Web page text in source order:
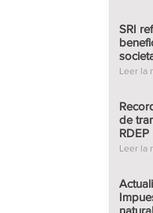
SRI
Leer la
de
Leer la
Leer